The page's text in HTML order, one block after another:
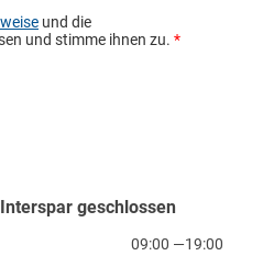
Interspar geschlossen
09:00 —19:00